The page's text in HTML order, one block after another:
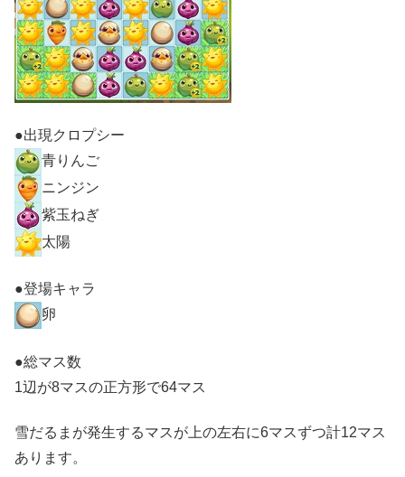
●出現クロプシー
青りんご
ニンジン
紫玉ねぎ
太陽
●登場キャラ
卵
●総マス数
1辺が8マスの正方形で64マス
雪だるまが発生するマスが上の左右に6マスずつ計12マス
あります。